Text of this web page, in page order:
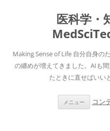
医科学・
Making Sense of Life 自分自身の
の纏めが増えてきました。AIも
たときに直せばいい
メニュー コン